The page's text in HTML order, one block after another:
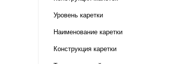
Уровень каретки
Наименование каретки
Конструкция каретки